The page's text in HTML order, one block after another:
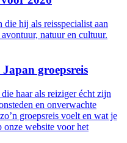
hij als reisspecialist aan
natuur en cultuur.
groepsreis
haar als reiziger écht zijn
en onverwachte
groepsreis voelt en wat je
website voor het